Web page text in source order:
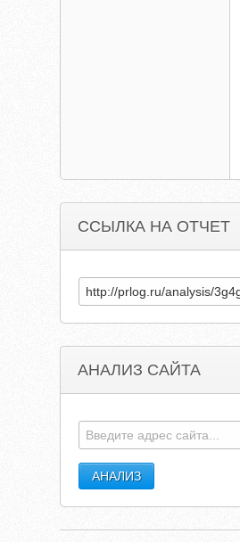
ССЫЛКА НА ОТЧЕТ
АНАЛИЗ САЙТА